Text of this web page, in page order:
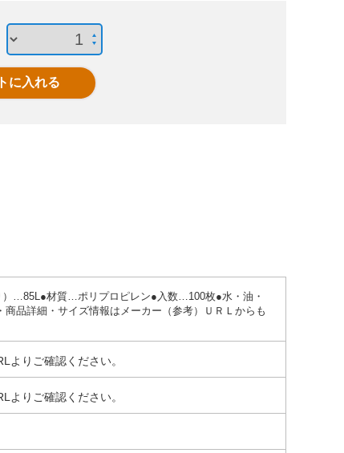
…85L●材質…ポリプロピレン●入数…100枚●水・油・
品詳細・サイズ情報はメーカー（参考）ＵＲＬからも
よりご確認ください。
よりご確認ください。